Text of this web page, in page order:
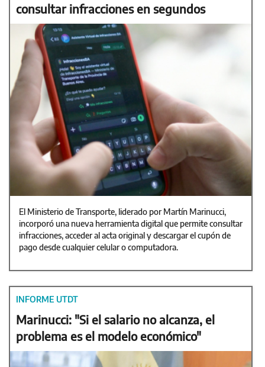
consultar infracciones en segundos
El Ministerio de Transporte, liderado por Martín Marinucci,
incorporó una nueva herramienta digital que permite consultar
infracciones, acceder al acta original y descargar el cupón de
pago desde cualquier celular o computadora.
INFORME UTDT
Marinucci: "Si el salario no alcanza, el
problema es el modelo económico"